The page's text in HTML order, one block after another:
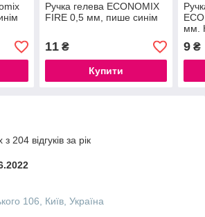
Ручка гелева ECONOMIX
FIRE 0,5 мм, пише синім
11₴
Купити
мм.
9 ₴
204 відгуків за рік
106, Київ, Україна